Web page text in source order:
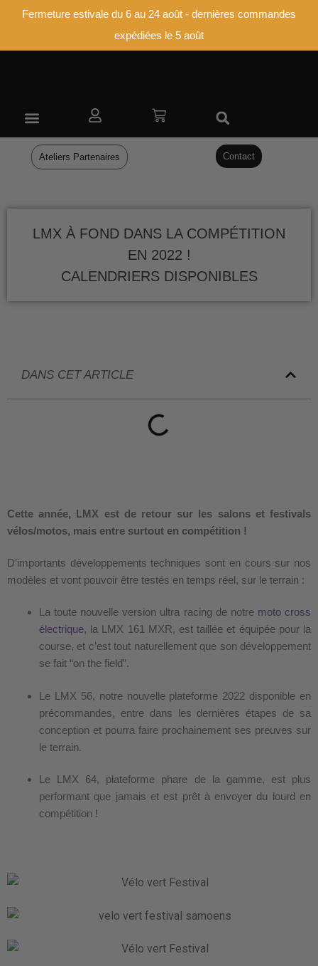
Fermeture estivale du 6 au 24 août - dernières commandes
expédiées le 5 août
Ateliers Partenaires Contact
LMX À FOND DANS LA COMPÉTITION
EN 2022 !
CALENDRIERS DISPONIBLES
DANS CET ARTICLE
Cette année, LMX est de retour sur les salons et festivals
vélos/motos, mais entre surtout en compétition !
D’importants développements techniques sont en cours sur nos
modèles et vont pouvoir être testés en temps réel, sur le terrain :
La toute nouvelle version ultra racing de notre moto cross
électrique, la LMX 161 MXR, est taillée et équipée pour la
course, et c’est tout naturellement que son développement
se fait “on the field”.
Le LMX 56, notre nouvelle plateforme 2022 disponible en
précommandes, entre dans les dernières étapes de sa
conception et pourra faire prochainement ses preuves sur
le terrain.
Le LMX 64, plateforme phare de la gamme, est plus
performant que jamais et est prêt à envoyer du lourd en
compétition !